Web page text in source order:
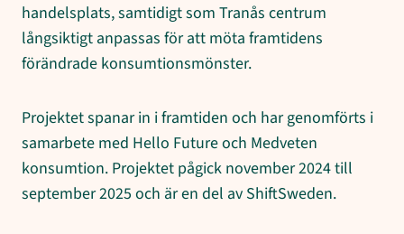
handelsplats, samtidigt som Tranås centrum
långsiktigt anpassas för att möta framtidens
förändrade konsumtionsmönster.
Projektet spanar in i framtiden och har genomförts i
samarbete med Hello Future och Medveten
konsumtion. Projektet pågick november 2024 till
september 2025 och är en del av ShiftSweden.